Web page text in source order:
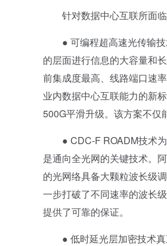
针对数据中心互联所面临
● 可编程超高速光传输技
的层面进行信息的大容量和
前集成度最高、线路端口速
业内数据中心互联能力的新
500G平滑升级。该方案不仅
● CDC-F ROADM技术为
是通向全光网的关键技术。
的光网络具备大颗粒波长级
一步打破了不同速率的波长
提供了可靠的保证。
● 低时延光层加密技术真